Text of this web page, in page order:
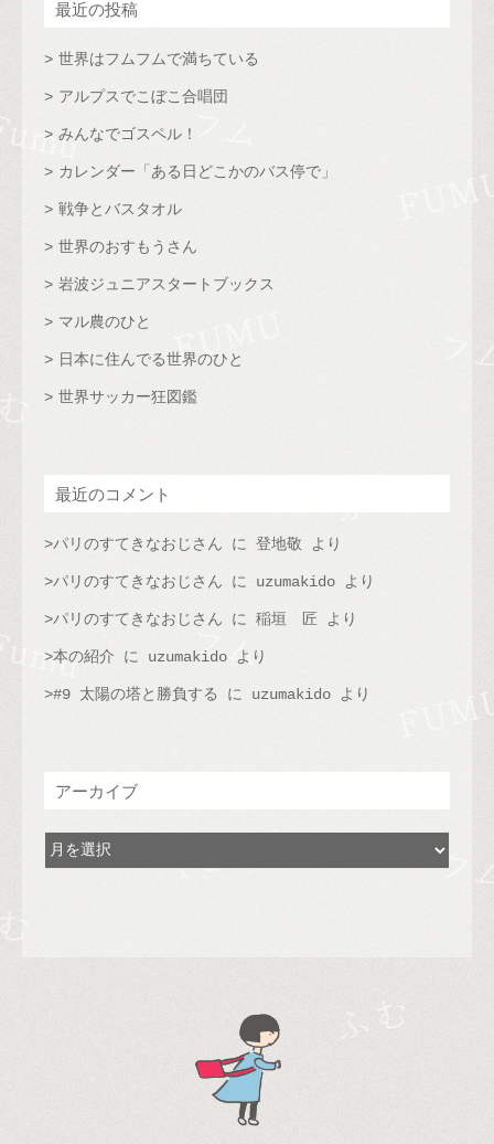
最近の投稿
世界はフムフムで満ちている
アルプスでこぼこ合唱団
みんなでゴスペル！
カレンダー「ある日どこかのバス停で」
戦争とバスタオル
世界のおすもうさん
岩波ジュニアスタートブックス
マル農のひと
日本に住んでる世界のひと
世界サッカー狂図鑑
最近のコメント
パリのすてきなおじさん に 登地敬 より
パリのすてきなおじさん に uzumakido より
パリのすてきなおじさん に 稲垣 匠 より
本の紹介 に uzumakido より
#9 太陽の塔と勝負する に uzumakido より
アーカイブ